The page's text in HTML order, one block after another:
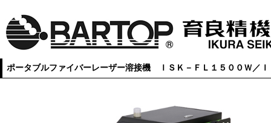
ポータブルファイバーレーザー溶接機 ＩＳＫ－ＦＬ１５００Ｗ／